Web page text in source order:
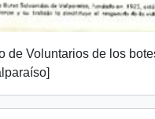
de Voluntarios de los